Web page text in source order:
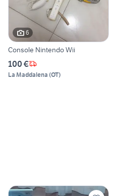
6
Console Nintendo Wii
100 €
La Maddalena (OT)